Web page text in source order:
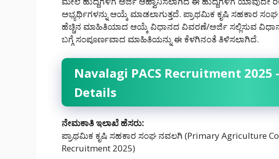
ಅಭ್ಯರ್ಥಿಗಳನ್ನು ಆಯ್ಕೆ ಮಾಡಲಾಗುತ್ತದೆ. ಪ್ರಾಥಮಿಕ ಕೃಷಿ ಸಹಕಾರ
ಹೆಚ್ಚಿನ ಮಾಹಿತಿಯಾದ ಆಯ್ಕೆ ವಿಧಾನದ ವಿವರಣೆ/ಅರ್ಜಿ ಸಲ್ಲಿಸುವ
ಬಗ್ಗೆ ಸಂಪೂರ್ಣವಾದ ಮಾಹಿತಿಯನ್ನು ಈ ಕೆಳಗಿನಂತೆ ತಿಳಿಸಲಾಗಿದೆ.
Navalagi PACS Recruitment 2025
Details
ನೇಮಕಾತಿ ಇಲಾಖೆ ಹೆಸರು:
ಪ್ರಾಥಮಿಕ ಕೃಷಿ ಸಹಕಾರ ಸಂಘ ನವಲಗಿ (Primary Agriculture
Recruitment 2025)